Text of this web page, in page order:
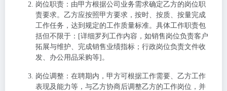
岗位职责 ：由甲方根据公司业务需求确定乙方的岗位职
责要求。乙方应按照甲方要求，按时、按质、按量完成
工作任务，达到规定的工作质量标准。具体工作职责包
括但不限于：[详细罗列工作内容，如销售岗位负责客户
拓展与维护、完成销售业绩指标；行政岗位负责文件收
发、办公用品采购等]。
岗位调整 ：在聘期内，甲方可根据工作需要、乙方工作
表现及能力等，与乙方协商后调整乙方的工作岗位，并